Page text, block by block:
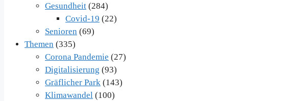
Gesundheit (284)
Covid-19 (22)
Senioren (69)
Themen (335)
Corona Pandemie (27)
Digitalisierung (93)
Gräflicher Park (143)
Klimawandel (100)